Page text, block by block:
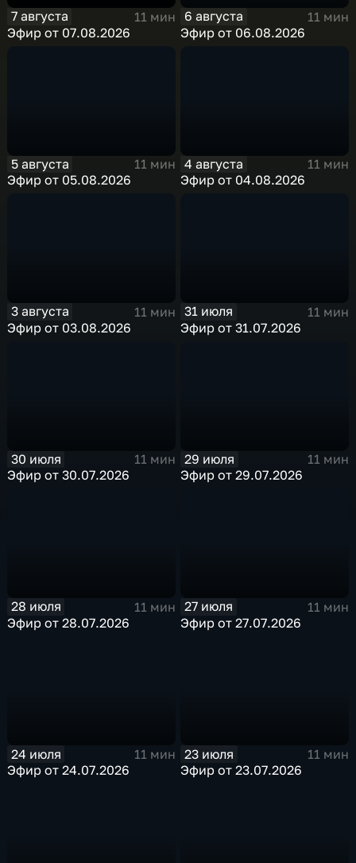
7 августа
11 мин
Эфир от 07.08.2026
6 августа
11 мин
Эфир от 06.08.2026
5 августа
11 мин
Эфир от 05.08.2026
4 августа
11 мин
Эфир от 04.08.2026
3 августа
11 мин
Эфир от 03.08.2026
31 июля
11 мин
Эфир от 31.07.2026
30 июля
11 мин
Эфир от 30.07.2026
29 июля
11 мин
Эфир от 29.07.2026
28 июля
11 мин
Эфир от 28.07.2026
27 июля
11 мин
Эфир от 27.07.2026
24 июля
11 мин
Эфир от 24.07.2026
23 июля
11 мин
Эфир от 23.07.2026